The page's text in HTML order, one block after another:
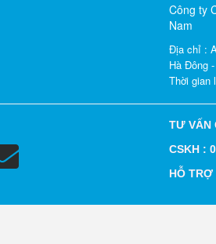
Công ty
Nam
Địa chỉ :
Hà Đông
Thời gian
TƯ VẤN
CSKH :
HỖ